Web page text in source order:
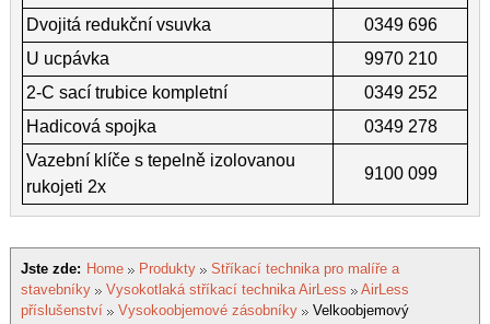
Dvojitá redukční vsuvka
0349 696
U ucpávka
9970 210
2-C sací trubice kompletní
0349 252
Hadicová spojka
0349 278
Vazební klíče s tepelně izolovanou
rukojeti 2x
9100 099
Jste zde: Home Produkty
Stříkací technika pro malíře a
stavebníky
Vysokotlaká stříkací technika AirLess
AirLess
příslušenství
Vysokoobjemové zásobníky
Velkoobjemový